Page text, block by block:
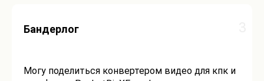
Бандерлог
Могу поделиться конвертером видео для кпк и